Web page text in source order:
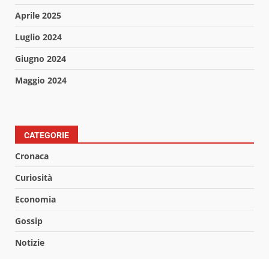
Aprile 2025
Luglio 2024
Giugno 2024
Maggio 2024
CATEGORIE
Cronaca
Curiosità
Economia
Gossip
Notizie